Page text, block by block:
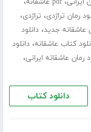
رمان تراژدی، تراژدی،
عاشقانه جدید،دانلود
کتاب عاشقانه،دانلود
رمان عاشقانه ایرانی،
دانلود کتاب